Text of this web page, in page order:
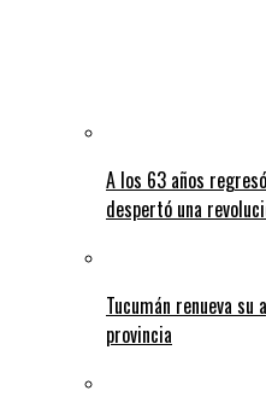
A los 63 años
despertó una
Tucumán renueva
provincia